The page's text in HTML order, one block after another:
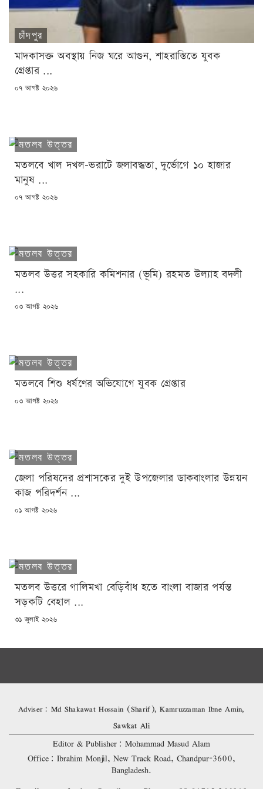
চাঁদপুর
মাদকাসক্ত অবস্থায় নিজ ঘরে আগুন, শাহরাস্তিতে যুবক
গ্রেপ্তার ...
POSTED
০৭ আগষ্ট ২০২৬
মতলব উত্তর
মতলবে খাল দখল-ভরাটে জলাবদ্ধতা, দুর্ভোগে ১০ হাজার
মানুষ ...
POSTED
০৭ আগষ্ট ২০২৬
মতলব উত্তর
মতলব উত্তর সহকারি কমিশনার (ভূমি) রহমত উল্যাহ বদলী
...
POSTED
০৩ আগষ্ট ২০২৬
মতলব উত্তর
মতলবে শিশু ধর্ষণের অভিযোগে যুবক গ্রেপ্তার
POSTED
০৩ আগষ্ট ২০২৬
মতলব উত্তর
জেলা পরিষদের প্রশাসকের দুই উপজেলার ডাকবাংলার উন্নয়ন
কাজ পরিদর্শন ...
POSTED
০১ আগষ্ট ২০২৬
মতলব উত্তর
মতলব উত্তরে গালিমখা বেড়িবাঁধ হতে বাংলা বাজার পর্যন্ত
সড়কটি বেহাল ...
POSTED
৩১ জুলাই ২০২৬
Adviser: Md Shakawat Hossain (Sharif), Kamruzzaman Ibne Amin,
Sawkat Ali
Editor & Publisher: Mohammad Masud Alam
Office: Ibrahim Monjil, New Track Road, Chandpur-3600,
Bangladesh.